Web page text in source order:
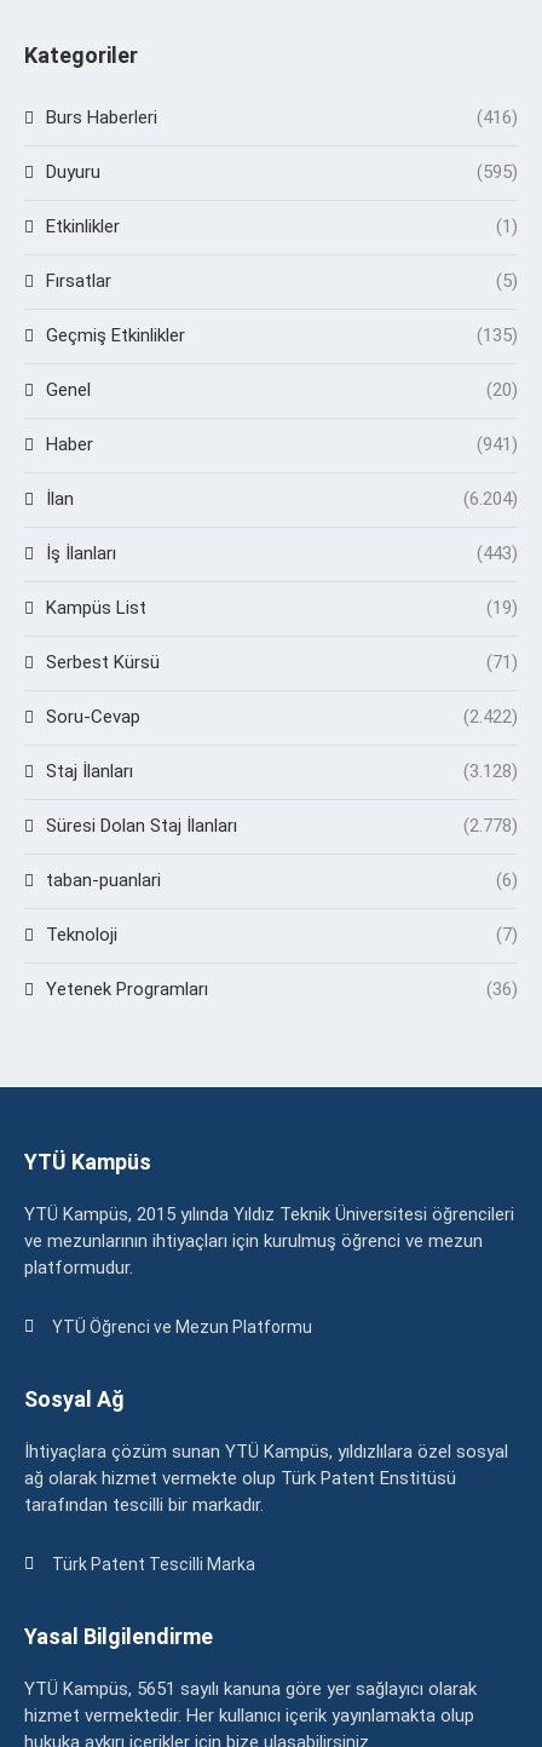
Kategoriler
Burs Haberleri (416)
Duyuru (595)
Etkinlikler (1)
Fırsatlar (5)
Geçmiş Etkinlikler (135)
Genel (20)
Haber (941)
İlan (6.204)
İş İlanları (443)
Kampüs List (19)
Serbest Kürsü (71)
Soru-Cevap (2.422)
Staj İlanları (3.128)
Süresi Dolan Staj İlanları (2.778)
taban-puanlari (6)
Teknoloji (7)
Yetenek Programları (36)
YTÜ Kampüs
YTÜ Kampüs, 2015 yılında Yıldız Teknik Üniversitesi öğrencileri
ve mezunlarının ihtiyaçları için kurulmuş öğrenci ve mezun
platformudur.
YTÜ Öğrenci ve Mezun Platformu
Sosyal Ağ
İhtiyaçlara çözüm sunan YTÜ Kampüs, yıldızlılara özel sosyal
ağ olarak hizmet vermekte olup Türk Patent Enstitüsü
tarafından tescilli bir markadır.
Türk Patent Tescilli Marka
Yasal Bilgilendirme
YTÜ Kampüs, 5651 sayılı kanuna göre yer sağlayıcı olarak
hizmet vermektedir. Her kullanıcı içerik yayınlamakta olup
hukuka aykırı içerikler için bize ulaşabilirsiniz.